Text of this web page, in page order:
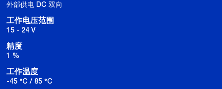
外部供电 DC 双向
工作电压范围
15 - 24 V
精度
1 %
工作温度
-45 °C / 85 °C